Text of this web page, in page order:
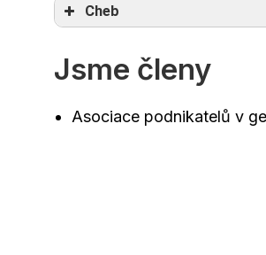
Cheb
Jsme členy
Asociace podnikatelů v